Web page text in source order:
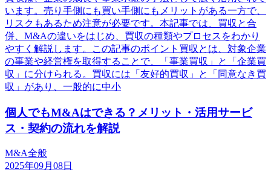
います。売り手側にも買い手側にもメリットがある一方で、
リスクもあるため注意が必要です。本記事では、買収と合
併、M&Aの違いをはじめ、買収の種類やプロセスをわかり
やすく解説します。この記事のポイント買収とは、対象企業
の事業や経営権を取得することで、「事業買収」と「企業買
収」に分けられる。買収には「友好的買収」と「同意なき買
収」があり、一般的に中小
個人でもM&Aはできる？メリット・活用サービ
ス・契約の流れを解説
M&A全般
2025年09月08日